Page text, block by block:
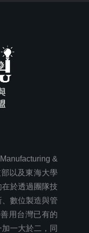
&
以及東海大學
於透過團隊技
數位製造與管
用台灣已有的
一大於二，同